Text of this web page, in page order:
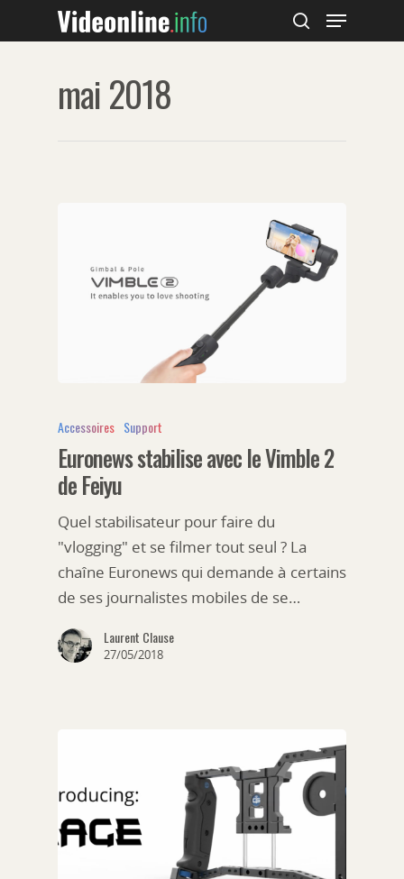
Hit enter to search or ESC to close
mai 2018
Accessoires Support
Euronews stabilise avec le Vimble 2
de Feiyu
Quel stabilisateur pour faire du
"vlogging" et se filmer tout seul ? La
chaîne Euronews qui demande à certains
de ses journalistes mobiles de se…
Laurent Clause
27/05/2018